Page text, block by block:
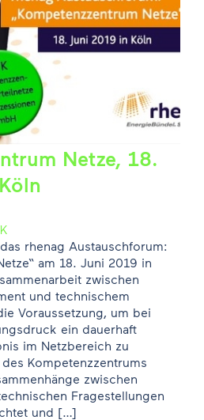
Netze, 18.
rhenag Austauschforum:
am 18. Juni 2019 in
zwischen
und technischem
Voraussetzung, um bei
ein dauerhaft
im Netzbereich zu
Kompetenzzentrums
zwischen
Fragestellungen
und […]